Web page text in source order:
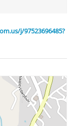
j/97523696485?